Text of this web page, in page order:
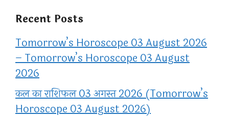
Recent Posts
Tomorrow’s Horoscope 03 August 2026
– Tomorrow’s Horoscope 03 August
2026
कल का राशिफल 03 अगस्त 2026 (Tomorrow’s
Horoscope 03 August 2026)